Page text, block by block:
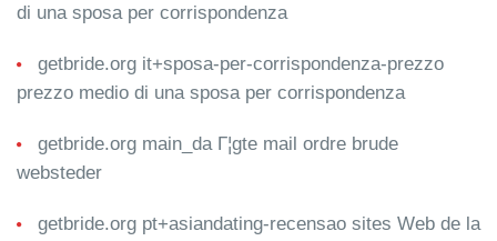
di una sposa per corrispondenza
getbride.org it+sposa-per-corrispondenza-prezzo
prezzo medio di una sposa per corrispondenza
getbride.org main_da Г¦gte mail ordre brude
websteder
getbride.org pt+asiandating-recensao sites Web de la